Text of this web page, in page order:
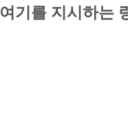
여기를 지시하는